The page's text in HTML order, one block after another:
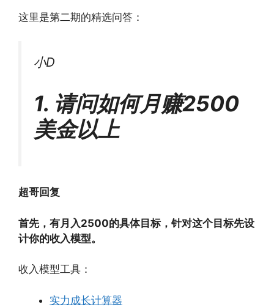
这里是第二期的精选问答：
小D
1. 请问如何月赚2500
美金以上
超哥回复
首先，有月入2500的具体目标，针对这个目标先设
计你的收入模型。
收入模型工具：
实力成长计算器